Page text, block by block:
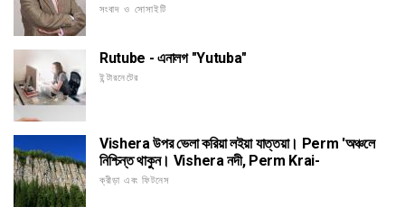
সংবাদ ও সোসাইটি
Rutube - এনালগ "Yutuba"
ইন্টারনেটের
Vishera উপর ভেলা করিয়া লইয়া যাত্তয়া। Perm 'অঞ্চলে
নিশ্চিন্ত থাকুন। Vishera নদী, Perm Krai-
ক্রীড়া এবং ফিটনেস